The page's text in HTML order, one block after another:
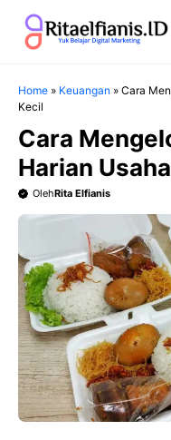
Langsung
Home » Keuangan » Cara
Kecil
Cara
Harian
OlehRita Elfianis